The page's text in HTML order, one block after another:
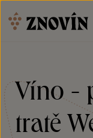
Víno -
tratě